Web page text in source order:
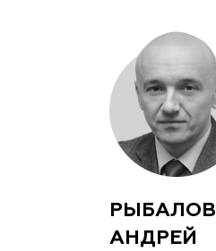
РЫБАЛОВ
АНДРЕЙ